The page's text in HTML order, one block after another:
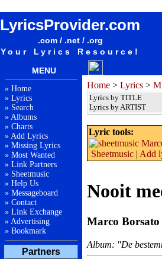
LyricsProvider.com
.com / .net / .org
Your Lyrics Resource!
MENU
» Home
» Lyrics
» Search
» Albums
» Charts
» Add Lyrics
» Missing Lyrics
» Most Wanted
» Link Partners
» Sheetmusic
» Help Us
» Messageboard
» Contact
» Link Exchange
» Advertising
» Bookmark
Partners
Home > Lyrics > M
Lyrics by TITLE
Lyrics by ARTIST
Lyric tools:
Sheetmusic | Add
Nooit
Marco Borsato
Album: "De